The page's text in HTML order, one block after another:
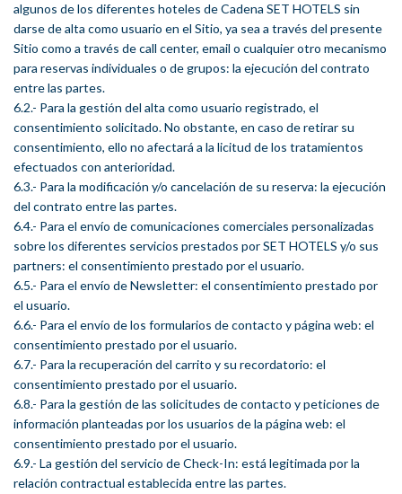
algunos de los diferentes hoteles de Cadena SET HOTELS sin
darse de alta como usuario en el Sitio, ya sea a través del presente
Sitio como a través de call center, email o cualquier otro mecanismo
para reservas individuales o de grupos: la ejecución del contrato
entre las partes.
6.2.- Para la gestión del alta como usuario registrado, el
consentimiento solicitado. No obstante, en caso de retirar su
consentimiento, ello no afectará a la licitud de los tratamientos
efectuados con anterioridad.
6.3.- Para la modificación y/o cancelación de su reserva: la ejecución
del contrato entre las partes.
6.4.- Para el envío de comunicaciones comerciales personalizadas
sobre los diferentes servicios prestados por SET HOTELS y/o sus
partners: el consentimiento prestado por el usuario.
6.5.- Para el envío de Newsletter: el consentimiento prestado por
el usuario.
6.6.- Para el envío de los formularios de contacto y página web: el
consentimiento prestado por el usuario.
6.7.- Para la recuperación del carrito y su recordatorio: el
consentimiento prestado por el usuario.
6.8.- Para la gestión de las solicitudes de contacto y peticiones de
información planteadas por los usuarios de la página web: el
consentimiento prestado por el usuario.
6.9.- La gestión del servicio de Check-In: está legitimada por la
relación contractual establecida entre las partes.